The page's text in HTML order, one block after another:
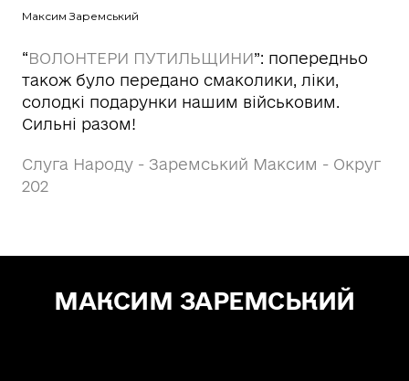
Максим Заремський
“ВОЛОНТЕРИ ПУТИЛЬЩИНИ”: попередньо
також було передано смаколики, ліки,
солодкі подарунки нашим військовим.
Сильні разом!
Слуга Народу - Заремський Максим - Округ
202
МАКСИМ ЗАРЕМСЬКИЙ